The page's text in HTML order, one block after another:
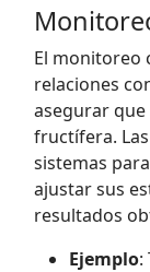
El monitoreo
relaciones
asegurar
fructífera.
sistemas
ajustar sus
resultados
Ejemplo: